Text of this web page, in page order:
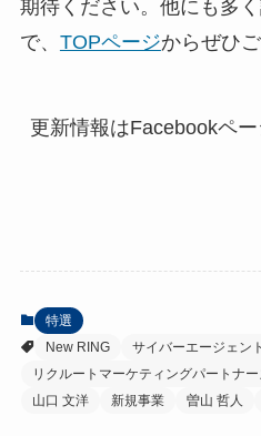
期待ください。他にも多
で、 TOPページからぜひ
特選
New RING
サイバーエージェント
リクルートマーケティングパートナ
山口 文洋
新規事業 曽山 哲人